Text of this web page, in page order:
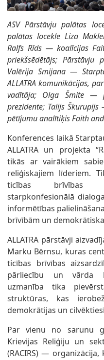
ASV Pārstāvju palātas
palātas locekle Liza
Ralfs Rīds — koalīcijas
priekšsēdētājs; Pārstāvju
Valērija Smijana —
ALLATRA komunikācijas,
vadītāja; Olga Šmite —
prezidente; Talijs
pētījumu analītiķis Faith
Konferences laikā
ALLATRA un projekta
tikās ar vairākiem
reliģiskajiem līderiem.
ticības brīvības
starpkonfesionālā
informētības
brīvībām un
ALLATRA pārstāvji
Marku Bērnsu, kuras
ticības brīvības
pārliecību un vārda
uzmanība tika
struktūras, kas
demokrātijas un
Par vienu no sarunu
Krievijas Reliģiju un
(RACIRS) —